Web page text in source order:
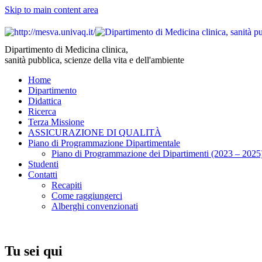
Skip to main content area
Dipartimento di Medicina clinica,
sanità pubblica, scienze della vita e dell'ambiente
Home
Dipartimento
Didattica
Ricerca
Terza Missione
ASSICURAZIONE DI QUALITÀ
Piano di Programmazione Dipartimentale
Piano di Programmazione dei Dipartimenti (2023 –
Studenti
Contatti
Recapiti
Come raggiungerci
Alberghi convenzionati
Tu sei qui